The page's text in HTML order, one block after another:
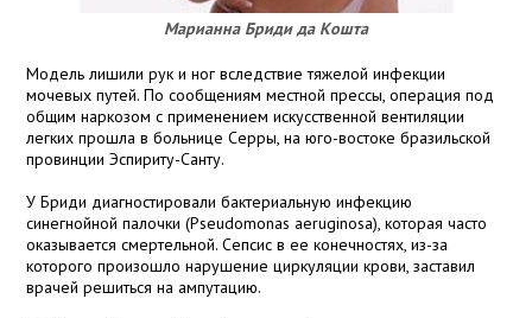
Марианна Бриди да Кошта
Модель лишили рук и ног вследствие тяжелой инфекции
мочевых путей. По сообщениям местной прессы, операция под
общим наркозом с применением искусственной вентиляции
легких прошла в больнице Серры, на юго-востоке бразильской
провинции Эспириту-Санту.
У Бриди диагностировали бактериальную инфекцию
синегнойной палочки (Pseudomonas aeruginosa), которая часто
оказывается смертельной. Сепсис в ее конечностях, из-за
которого произошло нарушение циркуляции крови, заставил
врачей решиться на ампутацию.